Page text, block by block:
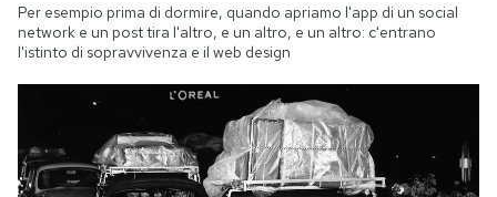
Per esempio prima di dormire, quando apriamo l'app di un social
network e un post tira l'altro, e un altro, e un altro: c'entrano
l'istinto di sopravvivenza e il web design